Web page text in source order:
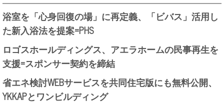
浴室を「心身回復の場」に再定義、「ビバス」活用し
た新入浴法を提案=PHS
ロゴスホールディングス、アエラホームの民事再生を
支援=スポンサー契約を締結
省エネ検討WEBサービスを共同住宅版にも無料公開、
YKKAPとワンビルディング